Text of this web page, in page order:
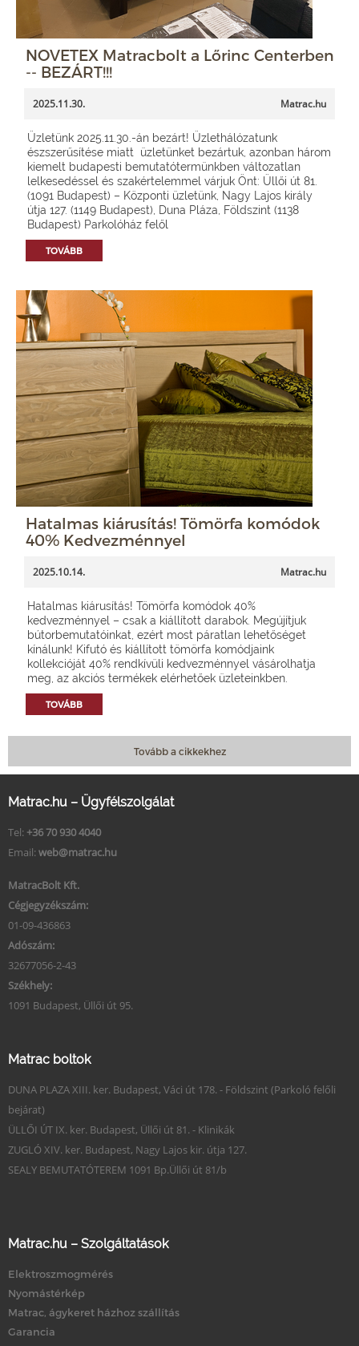
NOVETEX Matracbolt a Lőrinc Centerben
-- BEZÁRT!!!
2025.11.30. Matrac.hu
Üzletünk 2025.11.30.-án bezárt! Üzlethálózatunk
észszerűsítése miatt üzletünket bezártuk, azonban három
kiemelt budapesti bemutatótermünkben változatlan
lelkesedéssel és szakértelemmel várjuk Önt: Üllői út 81.
(1091 Budapest) – Központi üzletünk, Nagy Lajos király
útja 127. (1149 Budapest), Duna Pláza, Földszint (1138
Budapest) Parkolóház felől
TOVÁBB
Hatalmas kiárusítás! Tömörfa komódok
40% Kedvezménnyel
2025.10.14. Matrac.hu
Hatalmas kiárusítás! Tömörfa komódok 40%
kedvezménnyel – csak a kiállított darabok. Megújítjuk
bútorbemutatóinkat, ezért most páratlan lehetőséget
kínálunk! Kifutó és kiállított tömörfa komódjaink
kollekcióját 40% rendkívüli kedvezménnyel vásárolhatja
meg, az akciós termékek elérhetőek üzleteinkben.
TOVÁBB
Tovább a cikkekhez
Matrac.hu – Ügyfélszolgálat
Tel: +36 70 930 4040
Email: web@matrac.hu
MatracBolt Kft.
Cégjegyzékszám:
01-09-436863
Adószám:
32677056-2-43
Székhely:
1091 Budapest, Üllői út 95.
Matrac boltok
DUNA PLAZA XIII. ker. Budapest, Váci út 178. - Földszint (Parkoló felőli
bejárat)
ÜLLŐI ÚT IX. ker. Budapest, Üllői út 81. - Klinikák
ZUGLÓ XIV. ker. Budapest, Nagy Lajos kir. útja 127.
SEALY BEMUTATÓTEREM 1091 Bp.Üllői út 81/b
Matrac.hu – Szolgáltatások
Elektroszmogmérés
Nyomástérkép
Matrac, ágykeret házhoz szállítás
Garancia